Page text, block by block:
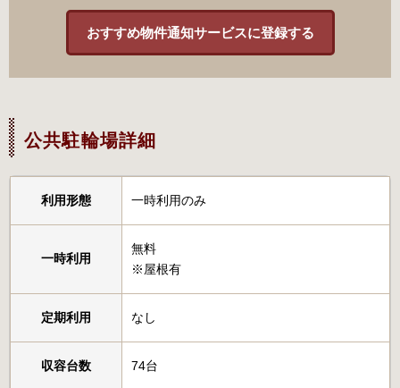
おすすめ物件通知サービスに登録する
公共駐輪場詳細
利用形態 一時利用のみ
一時利用
無料
※屋根有
定期利用 なし
収容台数 74台